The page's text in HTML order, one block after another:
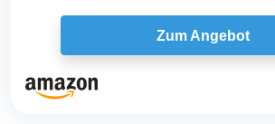
Zum Angebot